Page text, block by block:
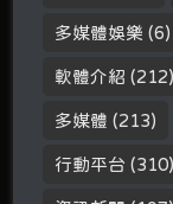
多媒體娛樂 (6)
軟體介紹 (212)
多媒體 (213)
行動平台 (310)